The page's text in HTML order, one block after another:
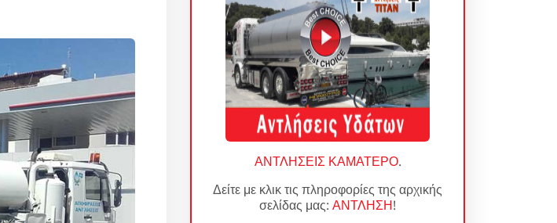
ΑΝΤΛΗΣΕΙΣ ΚΑΜΑΤΕΡΟ.
Δείτε με κλικ τις πληροφορίες της αρχικής
σελίδας μας: ΑΝΤΛΗΣΗ!